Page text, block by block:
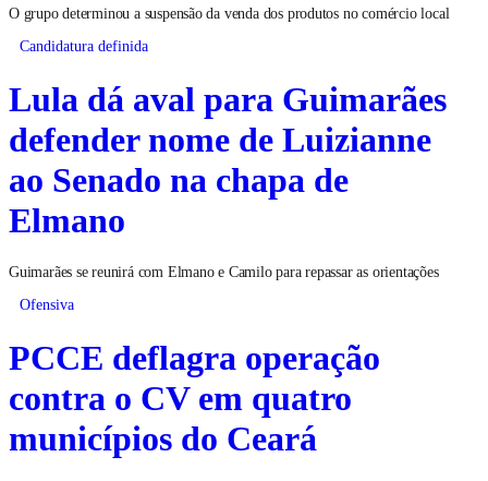
O grupo determinou a suspensão da venda dos produtos no comércio local
Candidatura definida
Lula dá aval para Guimarães
defender nome de Luizianne
ao Senado na chapa de
Elmano
Guimarães se reunirá com Elmano e Camilo para repassar as orientações
Ofensiva
PCCE deflagra operação
contra o CV em quatro
municípios do Ceará